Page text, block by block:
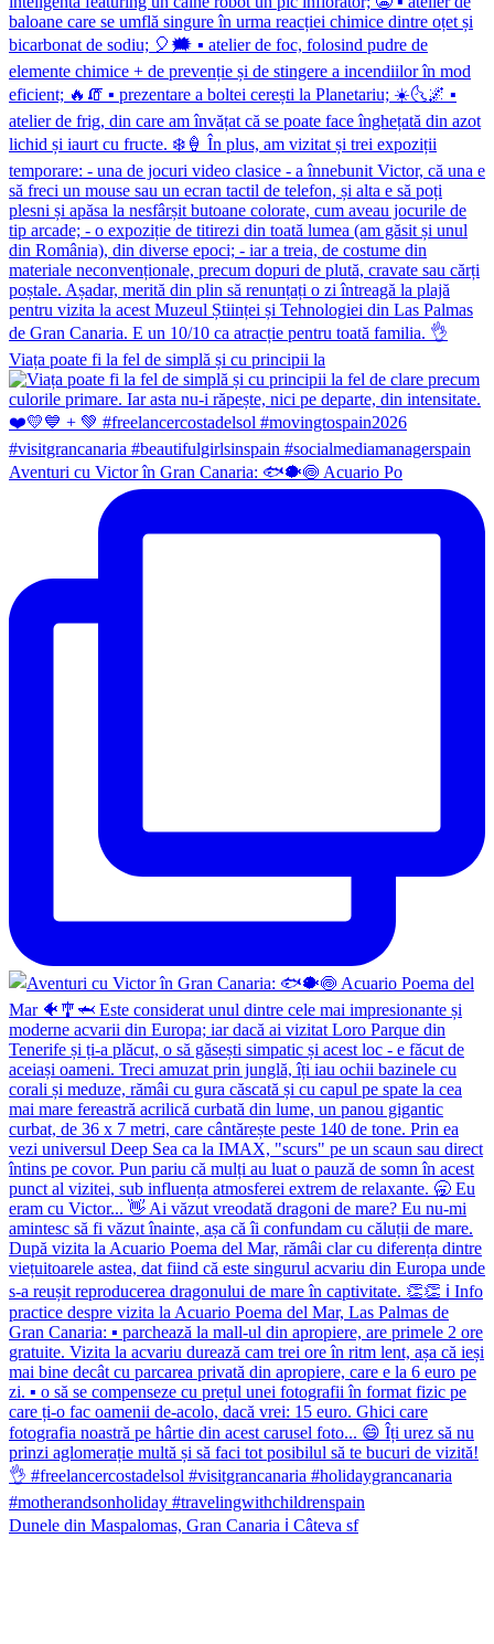
Viața poate fi la fel de simplă și cu principii la
Aventuri cu Victor în Gran Canaria: 🐟🐡🍥 Acuario Po
Dunele din Maspalomas, Gran Canaria ℹ️ Câteva sf